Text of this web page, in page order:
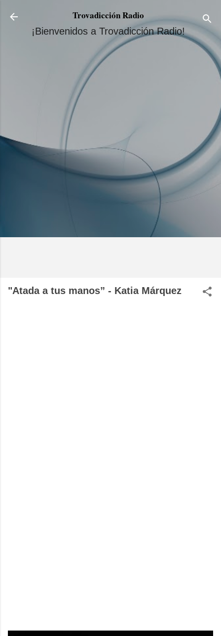
Ir al contenido principal
Trovadicción Radio
¡Bienvenidos a Trovadicción Radio!
"Atada a tus manos” - Katia Márquez